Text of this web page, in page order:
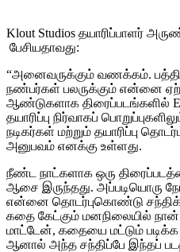
Klout Studios தயாரிப்பாளர்
பேசியதாவது:
“அனைவருக்கும் வணக்கம்.
நண்பர்கள் பலருக்கும் என்னை
ஆண்டுகளாக திரைப்படங்களில்
தயாரிப்பு நிர்வாகப்
நடிகர்கள் மற்றும் தயாரிப்பு
அனுபவம் எனக்கு உள்ளது.
நீண்ட நாட்களாக ஒரு
ஆசை இருந்தது. அப்படியொரு
என்னை தொடர்புகொண்டு
கதை கேட்கும் மனநிலையில்
மாட்டேன், கதையை மட்டும்
ஆனால் அந்த சந்திப்பே இந்தப்